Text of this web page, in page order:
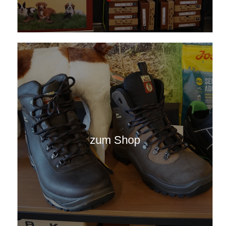
zum Shop